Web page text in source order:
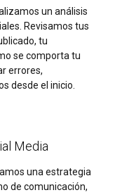
un análisis
Revisamos tus
tu
se comporta tu
errores,
desde el inicio.
Media
una estrategia
de comunicación,